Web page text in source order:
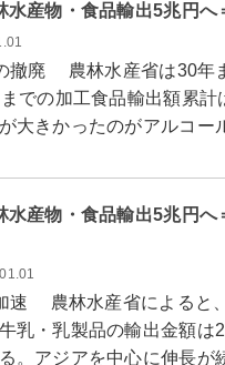
水産物・食品輸出5兆円へ
廃 農林水産省は30年
での加工食品輸出額累
大きかったのがアルコ
水産物・食品輸出5兆円
速 農林水産省によると
乳・乳製品の輸出金額は
。アジアを中心に伸長が